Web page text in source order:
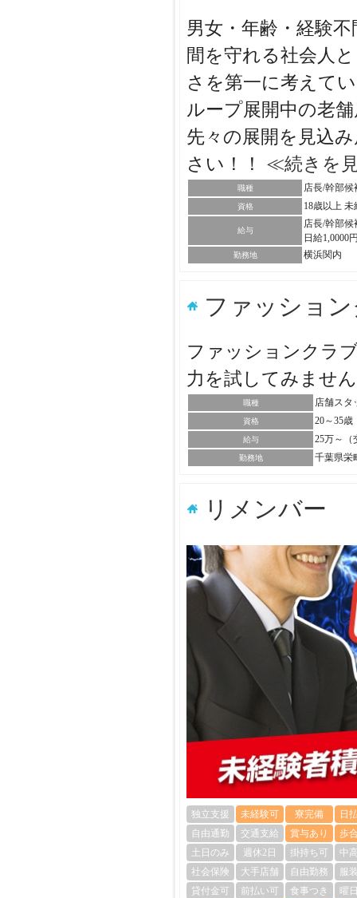
男女・年齢・経験
間を守れる社会人
さを第一に考えて
ループ展開中の老
先々の展開を見込
さい！！ ≪続きを
職種 店長/幹部
資格 18歳以上
給与
店長/幹部
日給1,0000
勤務地 横浜関内
ファッショ
ファッションクラ
力を試してみませ
職種 店舗スタ
資格 20～35歳
給与 25万～（
勤務地 千葉県栄
リメンバー
独立支援 未経験可 寮完備
日
自由通勤
交通支給 賞与あり
歩
土日のみ
週休2日 掛持ち可
中
社会保険
大手店舗 自由勤務
服
貸付金可
前払い可 食事つき
曜